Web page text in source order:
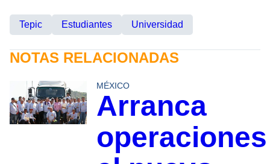
Tepic Estudiantes Universidad
NOTAS RELACIONADAS
MÉXICO
Arranca
operaciones